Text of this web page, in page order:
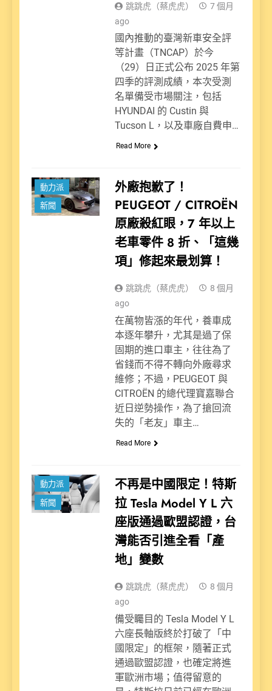
跳跳虎（蔡虎虎）
7 個月
ago
國內推動的臺灣新車安全評
等計畫（TNCAP）於今
（29）日正式公布 2025 年第
四季的評測成績，本次受測
名單備受市場關注，包括
HYUNDAI 的 Custin 與
Tucson L，以及車廠自費申…
Read More
動力派
新聞
外廠抱歉了！
PEUGEOT / CITROËN
原廠殺紅眼，7 年以上
老車零件 8 折、「這幾
項」修起來最划算！
跳跳虎（蔡虎虎）
8 個月
ago
在萬物皆漲的年代，養車成
本逐年攀升，尤其是過了保
固期的進口車主，往往為了
省錢而不得不轉向外廠尋求
維修；不過，PEUGEOT 與
CITROËN 的總代理寶嘉聯合
近日逆勢操作，為了搶回流
失的「老友」車主…
Read More
動力派
新聞
不再是中國限定！特斯
拉 Tesla Model Y L 六
座版通過歐盟認證，台
灣能否引進全看「產
地」變數
跳跳虎（蔡虎虎）
8 個月
ago
備受矚目的 Tesla Model Y L
六座長軸版終於打破了「中
國限定」的框架，隨著正式
通過歐盟認證，也確定將進
軍歐洲市場；值得留意的